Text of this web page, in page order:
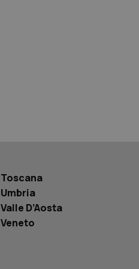
Toscana
Umbria
Valle D’Aosta
Veneto